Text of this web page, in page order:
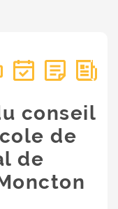
conseil
de
de